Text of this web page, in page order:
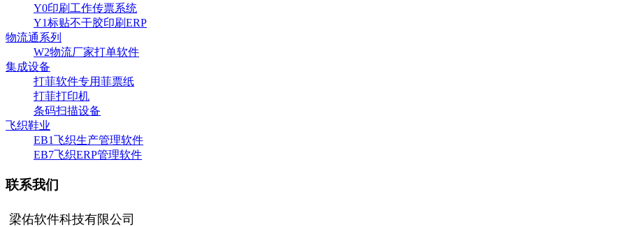
Y0印刷工作传票系统
Y1标贴不干胶印刷ERP
物流通系列
W2物流厂家打单软件
集成设备
打菲软件专用菲票纸
打菲打印机
条码扫描设备
飞织鞋业
EB1飞织生产管理软件
EB7飞织ERP管理软件
联系我们
梁佑软件科技有限公司